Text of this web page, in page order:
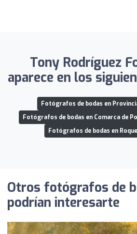
Tony Rodríguez
aparece en los
Fotógrafos de bodas en
Fotógrafos de bodas en Comarca de
Fotógrafos de bodas en
Otros fotógrafos de
podrían interesarte